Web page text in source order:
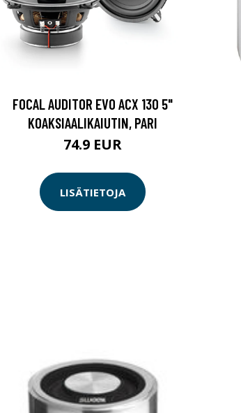
FOCAL AUDITOR EVO ACX 130 5"
KOAKSIAALIKAIUTIN, PARI
74.9 EUR
LISÄTIETOJA